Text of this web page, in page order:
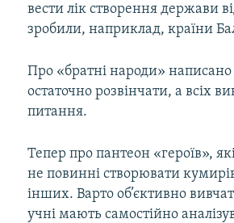
вести лік створення держави
зробили, наприклад, країни
Про «братні народи»
остаточно розвінчати, а всіх
питання.
Тепер про пантеон «героїв»,
не повинні створювати
інших. Варто об’єктивно
учні мають самостійно